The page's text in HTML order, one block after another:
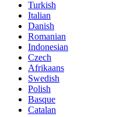
Turkish
Italian
Danish
Romanian
Indonesian
Czech
Afrikaans
Swedish
Polish
Basque
Catalan